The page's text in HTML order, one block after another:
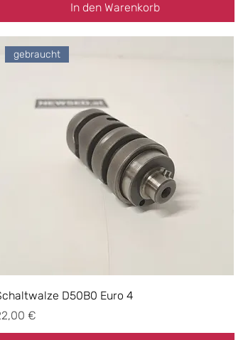
In den Warenkorb
gebraucht
D50B0 Euro 4
€